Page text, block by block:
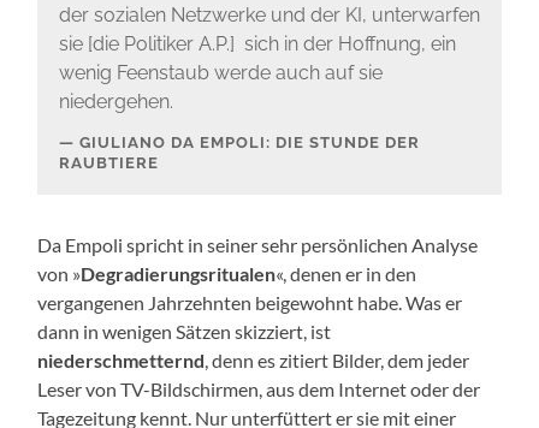
der sozialen Netzwerke und der KI, unterwarfen
sie [die Politiker A.P.] sich in der Hoffnung, ein
wenig Feenstaub werde auch auf sie
niedergehen.
GIULIANO DA EMPOLI: DIE STUNDE DER
RAUBTIERE
Da Empoli spricht in seiner sehr persönlichen Analyse
von »Degradierungsritualen«, denen er in den
vergangenen Jahrzehnten beigewohnt habe. Was er
dann in wenigen Sätzen skizziert, ist
niederschmetternd, denn es zitiert Bilder, dem jeder
Leser von TV-Bildschirmen, aus dem Internet oder der
Tagezeitung kennt. Nur unterfüttert er sie mit einer